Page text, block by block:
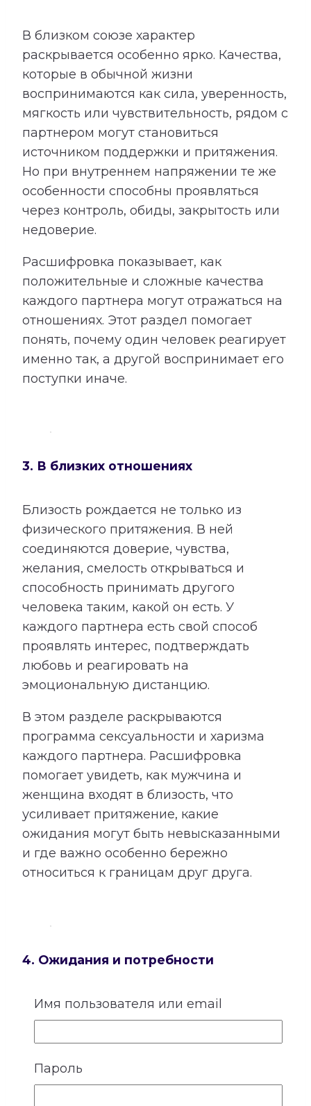
В близком союзе характер
раскрывается особенно ярко. Качества,
которые в обычной жизни
воспринимаются как сила, уверенность,
мягкость или чувствительность, рядом с
партнером могут становиться
источником поддержки и притяжения.
Но при внутреннем напряжении те же
особенности способны проявляться
через контроль, обиды, закрытость или
недоверие.
Расшифровка показывает, как
положительные и сложные качества
каждого партнера могут отражаться на
отношениях. Этот раздел помогает
понять, почему один человек реагирует
именно так, а другой воспринимает его
поступки иначе.
3. В близких отношениях
Близость рождается не только из
физического притяжения. В ней
соединяются доверие, чувства,
желания, смелость открываться и
способность принимать другого
человека таким, какой он есть. У
каждого партнера есть свой способ
проявлять интерес, подтверждать
любовь и реагировать на
эмоциональную дистанцию.
В этом разделе раскрываются
программа сексуальности и харизма
каждого партнера. Расшифровка
помогает увидеть, как мужчина и
женщина входят в близость, что
усиливает притяжение, какие
ожидания могут быть невысказанными
и где важно особенно бережно
относиться к границам друг друга.
4. Ожидания и потребности
У каждого человека существует
собственное представление о любви,
заботе и роли партнера. Кто-то
особенно нуждается в надежности и
стабильности, кому-то важны свобода,
Имя пользователя или email
Пароль